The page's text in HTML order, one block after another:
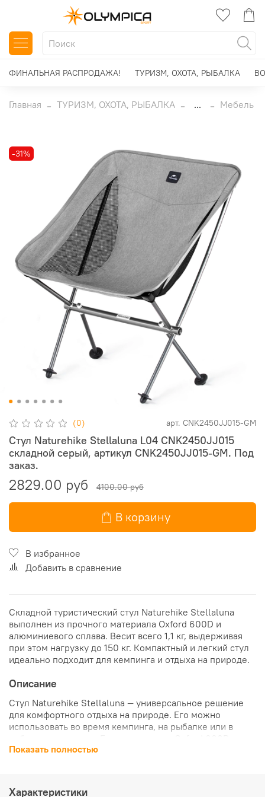
ФИНАЛЬНАЯ РАСПРОДАЖА! ТУРИЗМ, ОХОТА, РЫБАЛКА
Главная ТУРИЗМ, ОХОТА, РЫБАЛКА ... Мебель
-31%
(0) арт. CNK2450JJ015-GM
Стул Naturehike Stellaluna L04 CNK2450JJ015
складной серый, артикул CNK2450JJ015-GM. Под
заказ.
2829.00 руб 4100.00 руб
В корзину
В избранное
Добавить в сравнение
Складной туристический стул Naturehike Stellaluna
выполнен из прочного материала Oxford 600D и
алюминиевого сплава. Весит всего 1,1 кг, выдерживая
при этом нагрузку до 150 кг. Компактный и легкий стул
идеально подходит для кемпинга и отдыха на природе.
Описание
Стул Naturehike Stellaluna — универсальное решение
для комфортного отдыха на природе. Его можно
использовать во время кемпинга, на рыбалке или в
алюминиевому каркасу, стул выдерживает нагрузку до
легко чистится. Ткань устойчива к износу и сохраняет
Показать полностью
Характеристики